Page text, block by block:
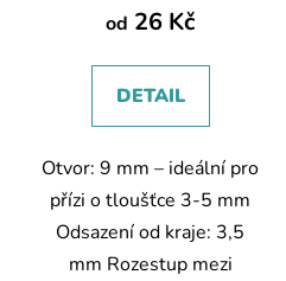
od 26 Kč
DETAIL
Otvor: 9 mm – ideální pro
přízi o tloušťce 3-5 mm
Odsazení od kraje: 3,5
mm Rozestup mezi